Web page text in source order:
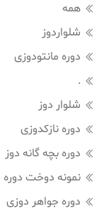
همه
شلواردوز
دوره مانتودوزی
.
شلوار دوز
دوره نازکدوزی
دوره بچه گانه دوز
نمونه دوخت
دوره جواهر دوزی